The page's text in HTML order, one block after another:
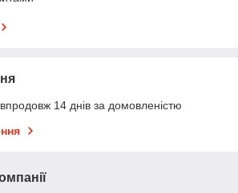
14 днів за домовленістю